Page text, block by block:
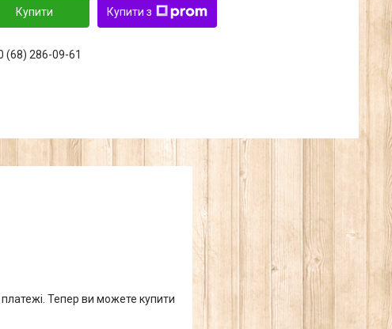
Купити Купити з
(68) 286-09-61
платежі. Тепер ви можете купити